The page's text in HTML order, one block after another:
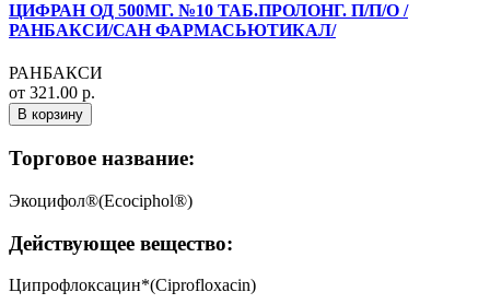
ЦИФРАН ОД 500МГ. №10 ТАБ.ПРОЛОНГ. П/П/О /
РАНБАКСИ/САН ФАРМАСЬЮТИКАЛ/
РАНБАКСИ
от 321.00 р.
В корзину
Торговое название:
Экоцифол®(Ecociphol®)
Действующее вещество:
Ципрофлоксацин*(Ciprofloxacin)